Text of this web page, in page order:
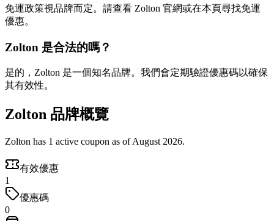
免運政策視品牌而定。請查看 Zolton 官網或在本頁尋找免運
優惠。
Zolton 是合法的嗎？
是的，Zolton 是一個知名品牌。我們會定期驗證優惠碼以確保
其有效性。
Zolton 品牌概覽
Zolton has 1 active coupon as of August 2026.
有效優惠
1
優惠碼
0